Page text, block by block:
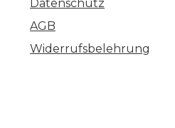
Datenschutz
AGB
Widerrufsbelehrung